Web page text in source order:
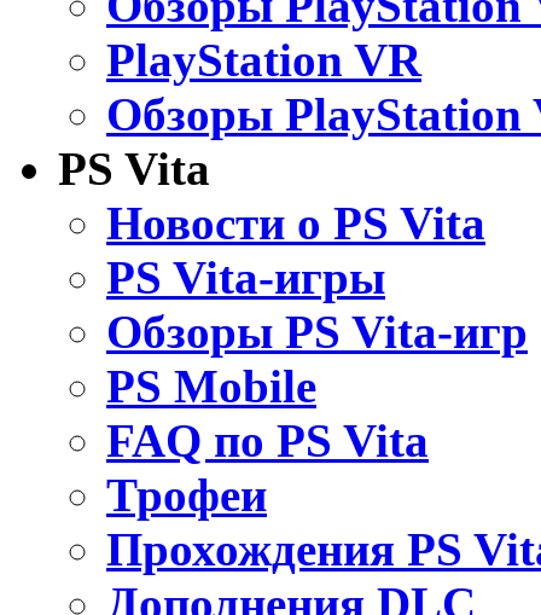
PlayStation VR
Обзоры PlayStation
PS Vita
Новости о PS Vita
PS Vita-игры
Обзоры PS Vita-игр
PS Mobile
FAQ по PS Vita
Трофеи
Прохождения PS
Дополнения DLC